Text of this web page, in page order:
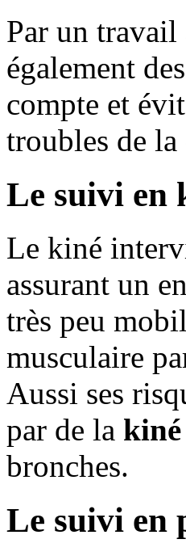
Par un travail
également
compte et
troubles de
Le suivi en
Le kiné
assurant un
très peu
musculaire
Aussi ses
par de la
bronches.
Le suivi en